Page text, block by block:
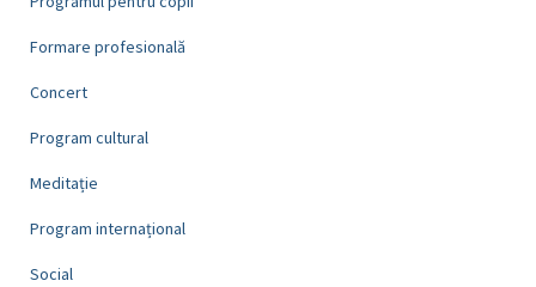
Formare profesională
Concert
Program cultural
Meditație
Program internațional
Social